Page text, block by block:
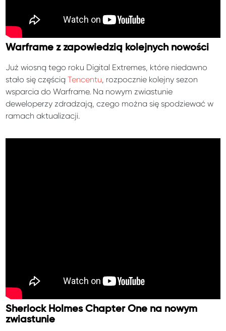
Warframe z zapowiedzią kolejnych nowości
Już wiosną tego roku Digital Extremes, które niedawno
stało się częściąTencentu, rozpocznie kolejny sezon
wsparcia do Warframe. Na nowym zwiastunie
deweloperzy zdradzają, czego można się spodziewać w
ramach aktualizacji.
Sherlock Holmes Chapter One na nowym
zwiastunie